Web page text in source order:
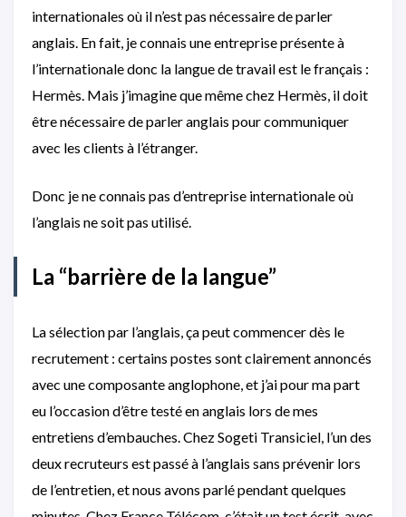
internationales où il n’est pas nécessaire de parler
anglais. En fait, je connais une entreprise présente à
l’internationale donc la langue de travail est le français :
Hermès. Mais j’imagine que même chez Hermès, il doit
être nécessaire de parler anglais pour communiquer
avec les clients à l’étranger.
Donc je ne connais pas d’entreprise internationale où
l’anglais ne soit pas utilisé.
La “barrière de la langue”
La sélection par l’anglais, ça peut commencer dès le
recrutement : certains postes sont clairement annoncés
avec une composante anglophone, et j’ai pour ma part
eu l’occasion d’être testé en anglais lors de mes
entretiens d’embauches. Chez Sogeti Transiciel, l’un des
deux recruteurs est passé à l’anglais sans prévenir lors
de l’entretien, et nous avons parlé pendant quelques